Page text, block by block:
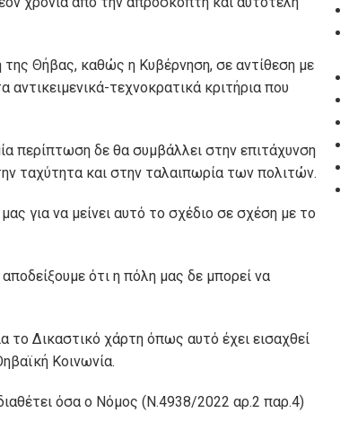
της Θήβας, καθώς η Κυβέρνηση, σε αντίθεση με
τεχνοκρατικά κριτήρια που
περίπτωση δε θα συμβάλλει στην επιτάχυνση
ταχύτητα και στην ταλαιπωρία των πολιτών.
για να μείνει αυτό το σχέδιο σε σχέση με το
ότι η πόλη μας δε μπορεί να
το Δικαστικό χάρτη όπως αυτό έχει εισαχθεί
Κοινωνία.
όσα ο Νόμος (N.4938/2022 αρ.2 παρ.4)